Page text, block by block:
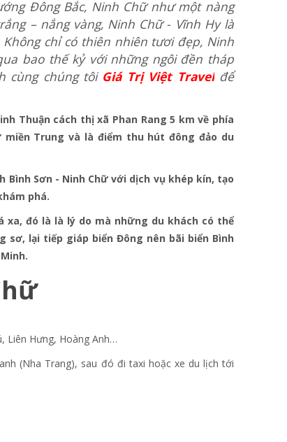
Đông Bắc, Ninh Chữ như một nàng
– nắng vàng, Ninh Chữ - Vĩnh Hy là
Không chỉ có thiên nhiên tươi đẹp, Ninh
bao thế kỷ với những ngôi đền tháp
cùng chúng tôi Giá Trị Việt Travel để
Thuận cách thị xã Phan Rang 5 km về phía
Trung và là điểm thu hút đông đảo du
Sơn - Ninh Chữ với dịch vụ khép kín, tạo
phá.
xa, đó là là lý do mà những du khách có thể
sơ, lại tiếp giáp biển Đông nên bãi biển Bình
Liên Hưng, Hoàng Anh…
(Nha Trang), sau đó đi taxi hoặc xe du lịch tới